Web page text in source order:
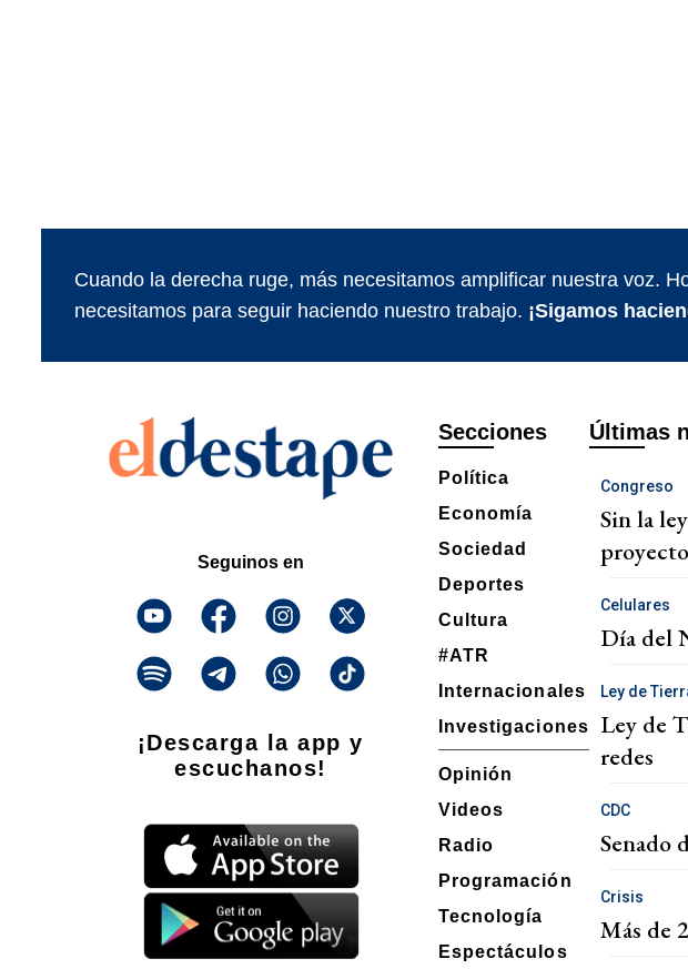
Cuando la derecha ruge, más necesitamos amplificar nuestra voz.
necesitamos para seguir haciendo nuestro trabajo. ¡Sigamos
Seguinos en
¡Descarga la app y
escuchanos!
Secciones
Política
Economía
Sociedad
Deportes
Cultura
#ATR
Internacionales
Investigaciones
Opinión
Videos
Radio
Programación
Tecnología
Espectáculos
Últimas
Congreso
Sin la
proyecto
Celulares
Día del
Ley de
Ley de
redes
CDC
Senado
Crisis
Más de